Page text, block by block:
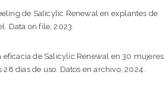
de Salicylic Renewal en explantes de
Data on file, 2023.
eficacia de Salicylic Renewal en 30 mujeres
28 días de uso. Datos en archivo, 2024.